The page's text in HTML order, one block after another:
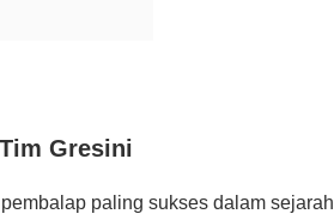
Gresini
paling sukses dalam sejarah